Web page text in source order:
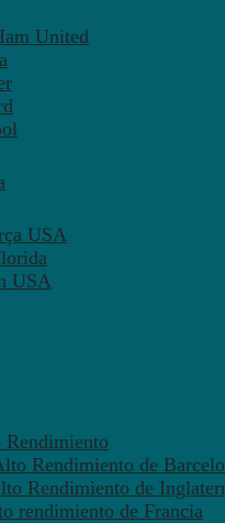
United
USA
USA
Rendimiento de
Rendimiento de
rendimiento de Francia